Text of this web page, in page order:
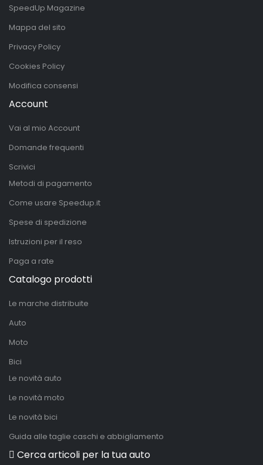
SpeedUp Magazine
Mappa del sito
Privacy Policy
Cookies Policy
Modifica consensi
Account
Vai al mio Account
Domande frequenti
Scrivici
Metodi di pagamento
Come usare Speedup.it
Spese di spedizione
Istruzioni per il reso
Paga a rate
Catalogo prodotti
Le marche distribuite
Auto
Moto
Bici
Le novità auto
Le novità moto
Le novità bici
Guida alle taglie caschi e abbigliamento
Cerca articoli per la tua auto